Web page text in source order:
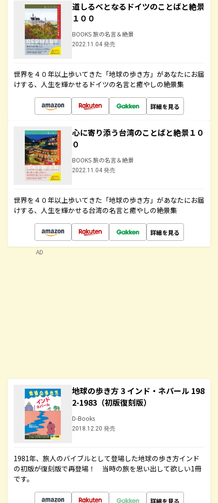
道しるべとなるドイツのことばと絶景
１００
BOOKS 旅の名言＆絶景
2022.11.04 発売
世界を４０年以上歩いてきた「地球の歩き方」があなたにお届
けする、人生を輝かせるドイツの名言と癒やしの絶景集
詳細を見る
心に寄り添う台湾のことばと絶景１０
０
BOOKS 旅の名言＆絶景
2022.11.04 発売
世界を４０年以上歩いてきた「地球の歩き方」があなたにお届
けする、人生を輝かせる台湾の名言と癒やしの絶景集
詳細を見る
地球の歩き方 3 インド・ネパール 198
2-1983（初版復刻版）
D-Books
2018.12.20 発売
1981年、旅人のバイブルとして登場した地球の歩き方インド
の初版が復刻版で再登場！ 当時の旅を思い出して欲しい1冊
です。
詳細を見る
AD